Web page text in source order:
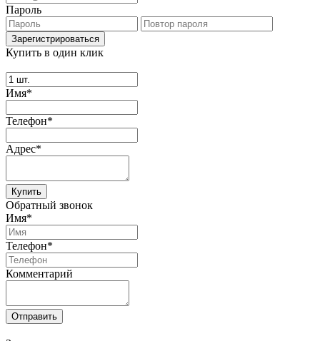
Пароль
Купить в один клик
Имя*
Телефон*
Адрес*
Купить
Обратный звонок
Имя*
Телефон*
Комментарий
Отправить